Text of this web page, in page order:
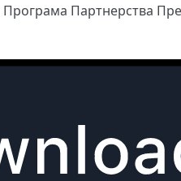
Програма Партнерства